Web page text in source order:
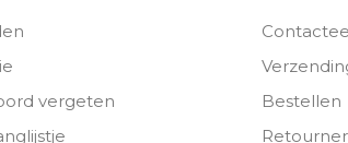
vergeten
Bestellen